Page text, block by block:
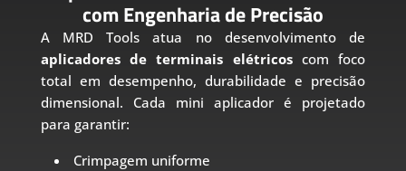
com Engenharia de Precisão
A MRD Tools atua no desenvolvimento de
aplicadores de terminais elétricoscom foco
total em desempenho, durabilidade e precisão
dimensional. Cada mini aplicador é projetado
para garantir:
Crimpagem uniforme